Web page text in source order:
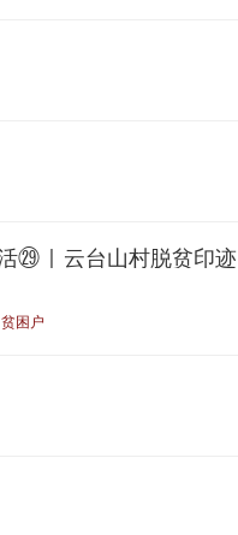
㉙ | 云台山村脱贫印迹
贫困户